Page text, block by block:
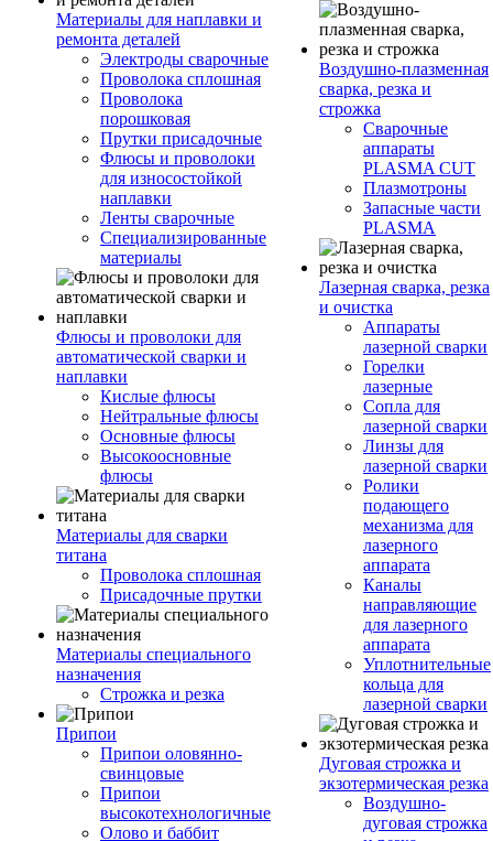
Материалы для наплавки и
ремонта деталей
Электроды сварочные
Проволока сплошная
Проволока
порошковая
Прутки присадочные
Флюсы и проволоки
для износостойкой
наплавки
Ленты сварочные
Специализированные
материалы
Флюсы и проволоки для
автоматической сварки и
наплавки
Кислые флюсы
Нейтральные флюсы
Основные флюсы
Высокоосновные
флюсы
Материалы для сварки
титана
Проволока сплошная
Присадочные прутки
Материалы специального
назначения
Строжка и резка
Припои
Припои оловянно-
свинцовые
Припои
высокотехнологичные
Олово и баббит
Воздушно-плазменная
сварка, резка и
строжка
Сварочные
аппараты
PLASMA CUT
Плазмотроны
Запасные части
PLASMA
Лазерная сварка, резка
и очистка
Аппараты
лазерной сварки
Горелки
лазерные
Сопла для
лазерной сварки
Линзы для
лазерной сварки
Ролики
подающего
механизма для
лазерного
аппарата
Каналы
направляющие
для лазерного
аппарата
Уплотнительные
кольца для
лазерной сварки
Дуговая строжка и
экзотермическая резка
Воздушно-
дуговая строжка